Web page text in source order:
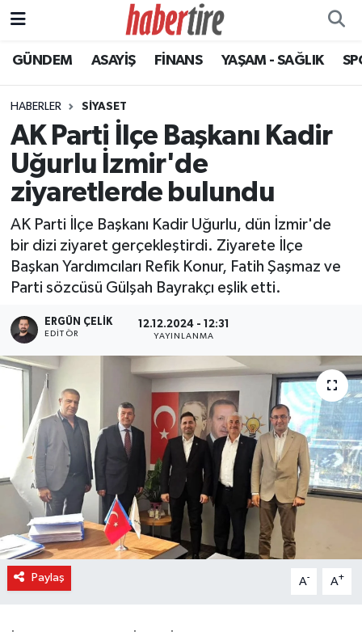
GÜNDEM ASAYİŞ FİNANS YAŞAM - SAĞLIK
HABERLER SİYASET
AK Parti İlçe Başkanı Kadir
Uğurlu İzmir'de
ziyaretlerde bulundu
AK Parti İlçe Başkanı Kadir Uğurlu, dün İzmir'de
bir dizi ziyaret gerçekleştirdi. Ziyarete İlçe
Başkan Yardımcıları Refik Konur, Fatih Şaşmaz ve
Parti sözcüsü Gülşah Bayrakçı eşlik etti.
ERGÜN ÇELIK
EDITÖR
12.12.2024 - 12:31
YAYINLANMA
Paylaş A- A+
Tire Nöbetçi Eczaneler
Tire Hava Durumu
Tire Trafik Yoğunluk Haritası
Süper Lig Puan Durumu ve Fikstür
Tüm Manşetler
Son Dakika Haberleri